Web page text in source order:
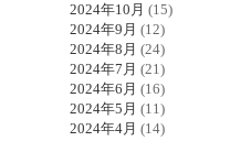
2024年10月 (15)
2024年9月 (12)
2024年8月 (24)
2024年7月 (21)
2024年6月 (16)
2024年5月 (11)
2024年4月 (14)